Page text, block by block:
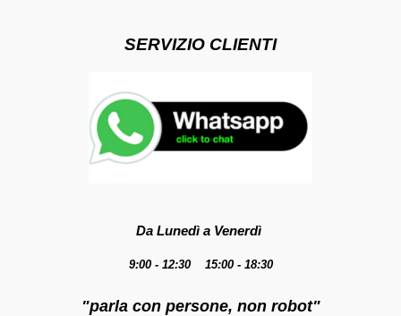
SERVIZIO CLIENTI
Da Lunedì a Venerdì
9:00 - 12:30 15:00 - 18:30
"parla con persone, non robot"